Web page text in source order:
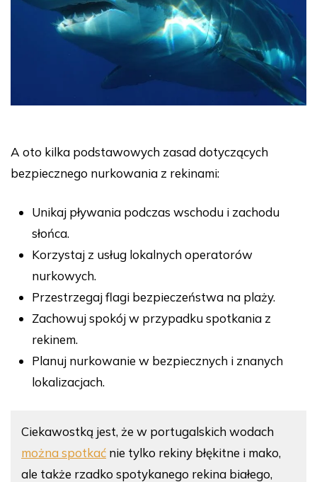
A oto kilka podstawowych zasad dotyczących
bezpiecznego nurkowania z rekinami:
Unikaj pływania podczas wschodu i zachodu
słońca.
Korzystaj z usług lokalnych operatorów
nurkowych.
Przestrzegaj flagi bezpieczeństwa na plaży.
Zachowuj spokój w przypadku spotkania z
rekinem.
Planuj nurkowanie w bezpiecznych i znanych
lokalizacjach.
Ciekawostką jest, że w portugalskich wodach
można spotkać nie tylko rekiny błękitne i mako,
ale także rzadko spotykanego rekina białego,